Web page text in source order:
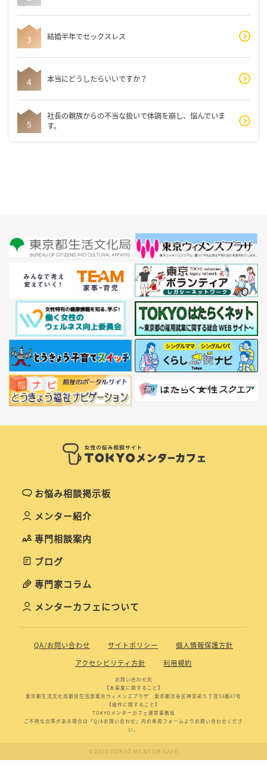
結婚半年でセックスレス
本当にどうしたらいいですか？
社長の親族からの不当な扱いで体調を崩し、悩んでいま
す。
お悩み相談掲示板
メンター紹介
専門相談案内
ブログ
専門家コラム
メンターカフェについて
QA/お問い合わせ サイトポリシー
個人情報保護方針
アクセシビリティ方針
利用規約
お問い合わせ先
【本事業に関すること】
東京都生活文化局都民生活部東京ウィメンズプラザ 東京都渋谷区神宮前５丁目53番67号
【操作に関すること】
TOKYOメンターカフェ運営事務局
ご不明な点等がある場合は「Q/Aお問い合わせ」内の専用フォームよりお問い合わせくださ
い。
©2020 TOKYO MENTOR CAFE